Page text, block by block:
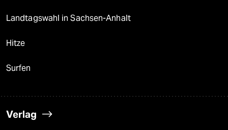
Landtagswahl in Sachsen-Anhalt
Hitze
Surfen
Verlag